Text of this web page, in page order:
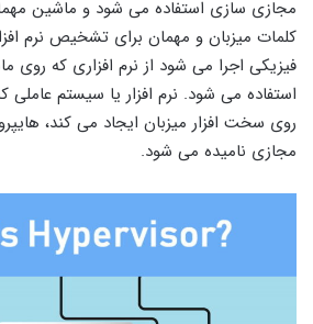
مجازی سازی استفاده می شود و ماشین
کلمات میزبان و مهمان برای تشخیص نرم
فیزیکی اجرا می شود از نرم افزاری که
استفاده می شود. نرم افزار یا سیستم
روی سخت افزار میزبان ایجاد می کند،
مجازی نامیده می شود.